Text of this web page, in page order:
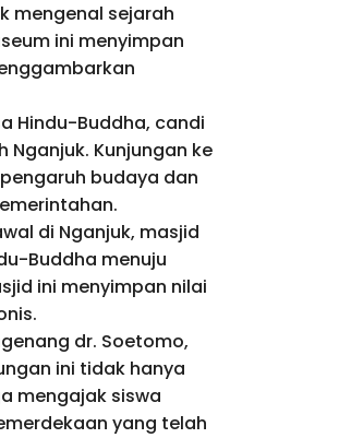
mengenal sejarah
ini menyimpan
Hindu-Buddha, candi
Kunjungan ke
budaya dan
di Nganjuk, masjid
Buddha menuju
ini menyimpan nilai
dr. Soetomo,
ini tidak hanya
mengajak siswa
yang telah